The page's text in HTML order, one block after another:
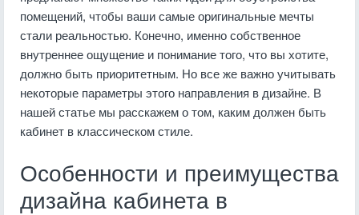
помещений, чтобы ваши самые оригинальные мечты
стали реальностью. Конечно, именно собственное
внутреннее ощущение и понимание того, что вы хотите,
должно быть приоритетным. Но все же важно учитывать
некоторые параметры этого направления в дизайне. В
нашей статье мы расскажем о том, каким должен быть
кабинет в классическом стиле.
Особенности и преимущества
дизайна кабинета в